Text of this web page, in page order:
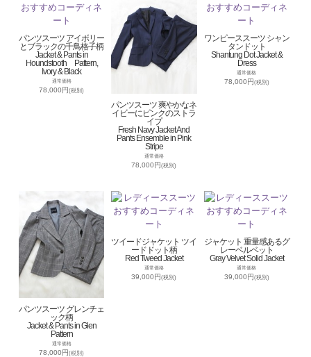
パンツスーツ アイボリー
とブラックの千鳥格子柄
Jacket & Pants in
Houndstooth Pattern,
Ivory & Black
通常価格
78,000円(税別)
パンツスーツ 爽やかなネ
イビーにピンクのストラ
イプ
Fresh Navy Jacket And
Pants Ensemble in Pink
Stripe
通常価格
78,000円(税別)
ワンピーススーツ シャン
タンドット
Shantung Dot Jacket &
Dress
通常価格
78,000円(税別)
パンツスーツ グレンチェ
ック柄
Jacket & Pants in Glen
Pattern
通常価格
78,000円(税別)
ツイードジャケット ツイ
ードドット柄
Red Tweed Jacket
通常価格
39,000円(税別)
ジャケット 重量感あるグ
レーベルベット
Gray Velvet Solid Jacket
通常価格
39,000円(税別)